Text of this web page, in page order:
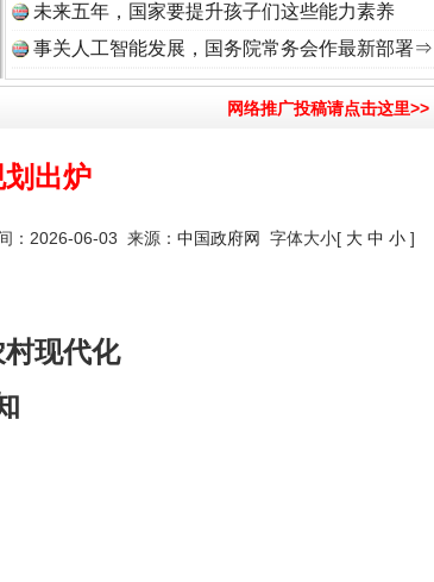
..·[视频]牢记初心使命 奋进复兴征程丨“转折之城”激荡..·[视频]
未来五年，国家要提升孩子们这些能力素养
事关人工智能发展，国务院常务会作最新部署⇒
网络推广投稿请点击这里>>
出炉
：2026-06-03 来源： 中国政府网 字体大小[ 大 中 小 ]
现代化